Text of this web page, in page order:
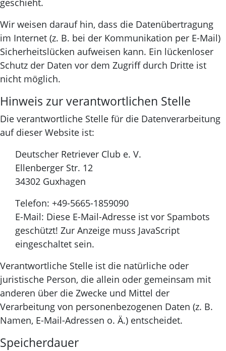
geschieht.
Wir weisen darauf hin, dass die Datenübertragung
im Internet (z. B. bei der Kommunikation per E-Mail)
Sicherheitslücken aufweisen kann. Ein lückenloser
Schutz der Daten vor dem Zugriff durch Dritte ist
nicht möglich.
Hinweis zur verantwortlichen Stelle
Die verantwortliche Stelle für die Datenverarbeitung
auf dieser Website ist:
Deutscher Retriever Club e. V.
Ellenberger Str. 12
34302 Guxhagen
Telefon: +49-5665-1859090
E-Mail: Diese E-Mail-Adresse ist vor Spambots
geschützt! Zur Anzeige muss JavaScript
eingeschaltet sein.
Verantwortliche Stelle ist die natürliche oder
juristische Person, die allein oder gemeinsam mit
anderen über die Zwecke und Mittel der
Verarbeitung von personenbezogenen Daten (z. B.
Namen, E-Mail-Adressen o. Ä.) entscheidet.
Speicherdauer